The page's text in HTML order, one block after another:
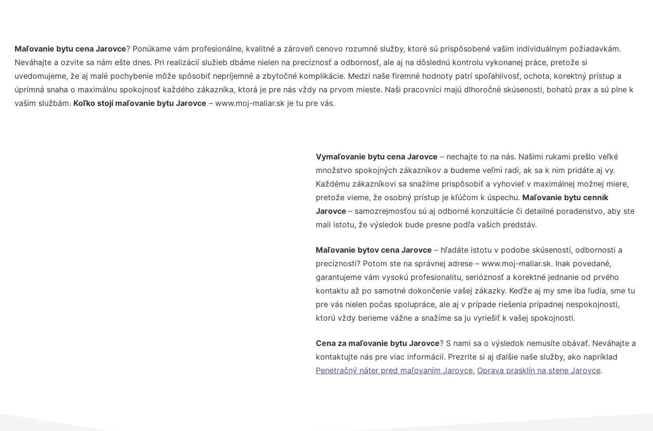
Maľovanie bytu cena Jarovce? Ponúkame vám profesionálne, kvalitné a zároveň cenovo rozumné služby, ktoré sú prispôsobené vašim individuálnym požiadavkám.
Neváhajte a ozvite sa nám ešte dnes. Pri realizácií služieb dbáme nielen na precíznosť a odbornosť, ale aj na dôslednú kontrolu vykonanej práce, pretože si
uvedomujeme, že aj malé pochybenie môže spôsobiť nepríjemné a zbytočné komplikácie. Medzi naše firemné hodnoty patrí spoľahlivosť, ochota, korektný prístup a
úprimná snaha o maximálnu spokojnosť každého zákazníka, ktorá je pre nás vždy na prvom mieste. Naši pracovníci majú dlhoročné skúsenosti, bohatú prax a sú plne k
vašim službám. Koľko stojí maľovanie bytu Jarovce – www.moj-maliar.sk je tu pre vás.
Vymaľovanie bytu cena Jarovce – nechajte to na nás. Našimi rukami prešlo veľké
množstvo spokojných zákazníkov a budeme veľmi radi, ak sa k nim pridáte aj vy.
Každému zákazníkovi sa snažíme prispôsobiť a vyhovieť v maximálnej možnej miere,
pretože vieme, že osobný prístup je kľúčom k úspechu. Maľovanie bytu cenník
Jarovce – samozrejmosťou sú aj odborné konzultácie či detailné poradenstvo, aby ste
mali istotu, že výsledok bude presne podľa vašich predstáv.
Maľovanie bytov cena Jarovce – hľadáte istotu v podobe skúseností, odbornosti a
precíznosti? Potom ste na správnej adrese – www.moj-maliar.sk. Inak povedané,
garantujeme vám vysokú profesionalitu, serióznosť a korektné jednanie od prvého
kontaktu až po samotné dokončenie vašej zákazky. Keďže aj my sme iba ľudia, sme tu
pre vás nielen počas spolupráce, ale aj v prípade riešenia prípadnej nespokojnosti,
ktorú vždy berieme vážne a snažíme sa ju vyriešiť k vašej spokojnosti.
Cena za maľovanie bytu Jarovce? S nami sa o výsledok nemusíte obávať. Neváhajte a
kontaktujte nás pre viac informácií. Prezrite si aj ďalšie naše služby, ako napríklad
Penetračný náter pred maľovaním Jarovce, Oprava prasklín na stene Jarovce.